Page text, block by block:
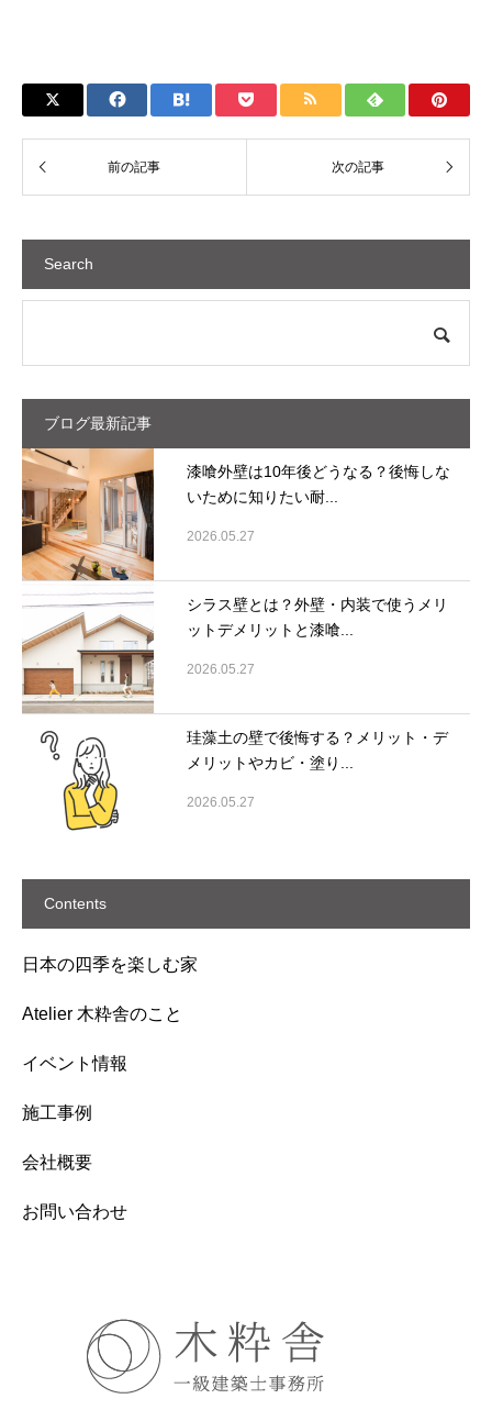
Search
ブログ最新記事
漆喰外壁は10年後どうなる？後悔しな
いために知りたい耐...
2026.05.27
シラス壁とは？外壁・内装で使うメリ
ットデメリットと漆喰...
2026.05.27
珪藻土の壁で後悔する？メリット・デ
メリットやカビ・塗り...
2026.05.27
Contents
日本の四季を楽しむ家
Atelier 木粋舎のこと
イベント情報
施工事例
会社概要
お問い合わせ